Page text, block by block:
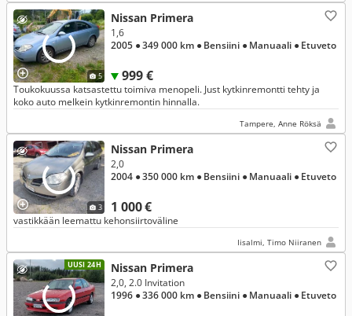
5
Nissan Primera
999 €
1,6
2005 ● 349 000 km ● Bensiini ● Manuaali ● Etuveto
Toukokuussa katsastettu toimiva menopeli. Just kytkinremontti tehty ja
koko auto melkein kytkinremontin hinnalla.
Tampere, Anne Röksä
3
Nissan Primera
1 000 €
2,0
2004 ● 350 000 km ● Bensiini ● Manuaali ● Etuveto
vastikkään leemattu kehonsiirtoväline
Iisalmi, Timo Niiranen
UUSI 24H Nissan Primera
2,0, 2.0 Invitation
1996 ● 336 000 km ● Bensiini ● Manuaali ● Etuveto